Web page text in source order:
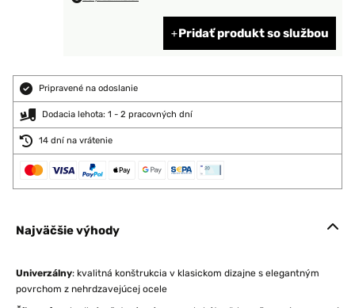
Pridať produkt so službou
Pripravené na odoslanie
Dodacia lehota: 1 - 2 pracovných dní
14 dní na vrátenie
Najväčšie výhody
Univerzálny: kvalitná konštrukcia v klasickom dizajne s elegantným
povrchom z nehrdzavejúcej ocele